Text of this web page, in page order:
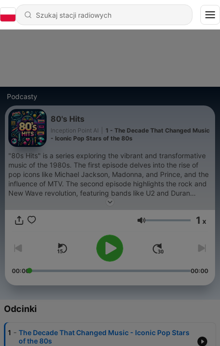
Podcasty
80's Hits
Inception Point AI
1 - The Decade That Changed Music
- Iconic Pop Stars of the 80s
"80s Hits" is a series exploring the vibrant and transformative
music of the 1980s. The first episode delves into the rise of
pop icons like Michael Jackson, Madonna, and Prince, and the
influence of MTV. The second episode highlights the rock and
New Wave revolution, featuring bands like U2 and Duran
Duran, and their impact on fashion and culture. The final
in modern media, and the influence on contemporary artists,
created in partnership and with the help of Artificial Intelligence
AI.
Głośność 1 x
00:00 00:00
Odcinki
1 - The Decade That Changed Music - Iconic Pop Stars
of the 80s